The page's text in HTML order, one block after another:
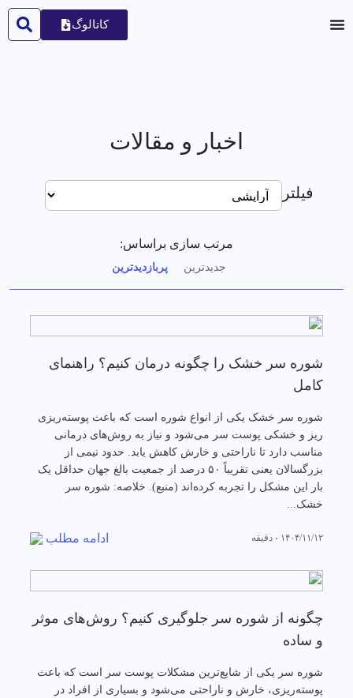
کاتالوگ
اخبار و مقالات
فیلتر
مرتب سازی براساس:
جدیدترین پربازدیدترین
شوره سر خشک را چگونه درمان کنیم؟ راهنمای
کامل
شوره سر خشک یکی از انواع شوره است که باعث پوسته‌ریزی
ریز و خشکی پوست سر می‌شود و نیاز به روش‌های درمانی
مناسب دارد تا ناراحتی و خارش کاهش یابد. حدود نیمی از
بزرگسالان یعنی تقریباً ۵۰ درصد از جمعیت بالغ جهان حداقل یک
بار این مشکل را تجربه کرده‌اند (منبع). خلاصه: شوره سر
خشک...
۱۴۰۴/۱۱/۱۲ دقیقه ادامه مطلب
چگونه از شوره سر جلوگیری کنیم؟ روش‌های موثر
و ساده
شوره سر یکی از شایع‌ترین مشکلات پوست سر است که باعث
پوسته‌ریزی، خارش و ناراحتی می‌شود و بسیاری از افراد در